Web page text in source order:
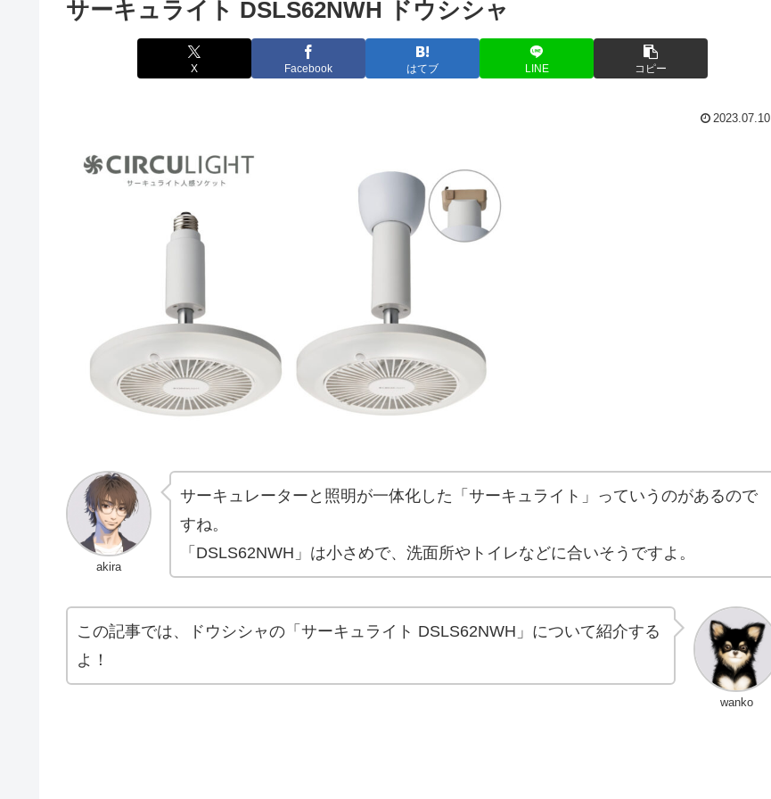
サーキュライト DSLS62NWH ドウシシャ
X Facebook はてブ LINE コピー
2023.07.10
akira
サーキュレーターと照明が一体化した「サーキュライト」っていうのがあるので
すね。
「DSLS62NWH」は小さめで、洗面所やトイレなどに合いそうですよ。
wanko
この記事では、ドウシシャの「サーキュライト DSLS62NWH」について紹介する
よ！